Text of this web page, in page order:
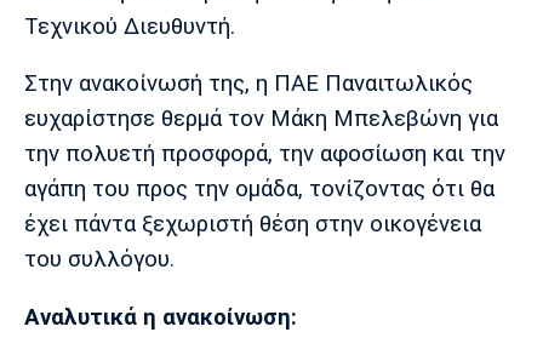
Cine Spot
Running
Παρασκήνιο
Κηφισιά
Μπαρτσελόνα
Τεχνικού Διευθυντή.
Στην ανακοίνωσή της, η ΠΑΕ Παναιτωλικός
ευχαρίστησε θερμά τον Μάκη Μπελεβώνη για
την πολυετή προσφορά, την αφοσίωση και την
αγάπη του προς την ομάδα, τονίζοντας ότι θα
έχει πάντα ξεχωριστή θέση στην οικογένεια
του συλλόγου.
Αναλυτικά η ανακοίνωση: